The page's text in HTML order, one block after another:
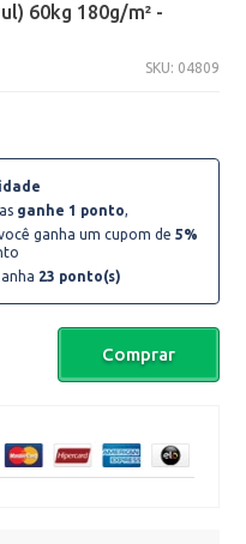
60kg 180g/m² -
SKU: 04809
ganhe 1 ponto,
ganha um cupom de 5%
23 ponto(s)
Comprar